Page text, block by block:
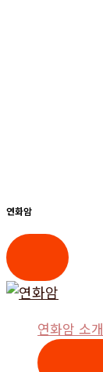
연화암
콘
연화암 소개